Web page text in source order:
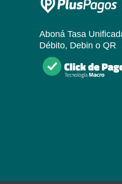
Aboná Tasa
Débito, Debin o QR